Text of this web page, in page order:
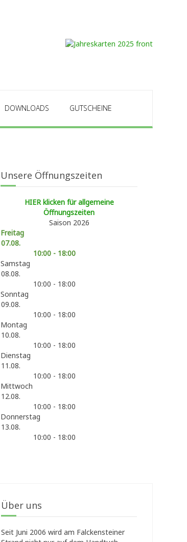
DOWNLOADS GUTSCHEINE
Unsere Öffnungszeiten
HIER klicken für allgemeine
Öffnungszeiten
Saison 2026
Freitag
07.08.
10:00 - 18:00
Samstag
08.08.
10:00 - 18:00
Sonntag
09.08.
10:00 - 18:00
Montag
10.08.
10:00 - 18:00
Dienstag
11.08.
10:00 - 18:00
Mittwoch
12.08.
10:00 - 18:00
Donnerstag
13.08.
10:00 - 18:00
Über uns
Seit Juni 2006 wird am Falckensteiner